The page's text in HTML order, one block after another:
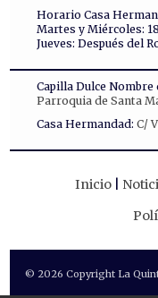
Horario Casa
Martes y Miércoles:
Jueves: Después del
Capilla Dulce Nombre
Parroquia de Santa
Casa Hermandad: C/
Inicio
© 2026 Copyright La